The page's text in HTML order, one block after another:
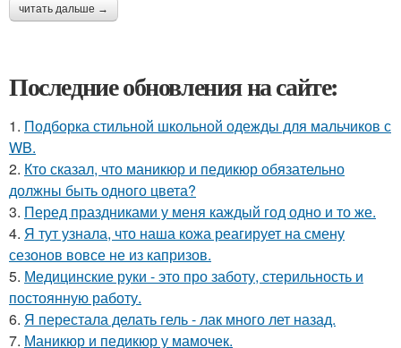
читать дальше →
Последние обновления на сайте:
1. Подборка стильной школьной одежды для мальчиков с
WB.
2. Кто сказал, что маникюр и педикюр обязательно
должны быть одного цвета?
3. Перед праздниками у меня каждый год одно и то же.
4. Я тут узнала, что наша кожа реагирует на смену
сезонов вовсе не из капризов.
5. Медицинские руки - это про заботу, стерильность и
постоянную работу.
6. Я перестала делать гель - лак много лет назад.
7. Маникюр и педикюр у мамочек.